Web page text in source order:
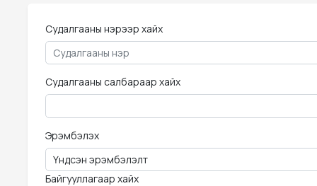
Судалгааны нэрээр хайх
Судалгааны салбараар хайх
Эрэмбэлэх
Байгууллагаар хайх